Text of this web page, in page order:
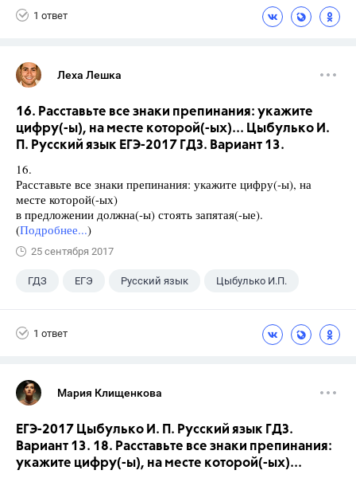
1 ответ
Леха Лешка
16. Расставьте все знаки препинания: укажите
цифру(-ы), на месте которой(-ых)... Цыбулько И.
П. Русский язык ЕГЭ-2017 ГДЗ. Вариант 13.
16.
Расставьте все знаки препинания: укажите цифру(-ы), на
месте которой(-ых)
в предложении должна(-ы) стоять запятая(-ые).
(Подробнее...)
25 сентября 2017
ГДЗ ЕГЭ Русский язык Цыбулько И.П.
1 ответ
Мария Клищенкова
ЕГЭ-2017 Цыбулько И. П. Русский язык ГДЗ.
Вариант 13. 18. Расставьте все знаки препинания:
укажите цифру(-ы), на месте которой(-ых)...